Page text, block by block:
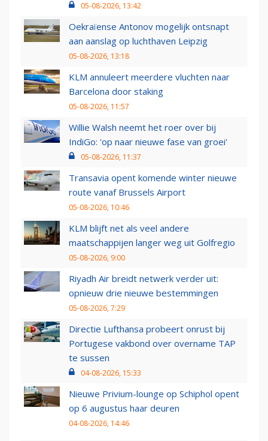
05-08-2026, 13:42
Oekraïense Antonov mogelijk ontsnapt
aan aanslag op luchthaven Leipzig
05-08-2026, 13:18
KLM annuleert meerdere vluchten naar
Barcelona door staking
05-08-2026, 11:57
Willie Walsh neemt het roer over bij
IndiGo: 'op naar nieuwe fase van groei'
05-08-2026, 11:37
Transavia opent komende winter nieuwe
route vanaf Brussels Airport
05-08-2026, 10:46
KLM blijft net als veel andere
maatschappijen langer weg uit Golfregio
05-08-2026, 9:00
Riyadh Air breidt netwerk verder uit:
opnieuw drie nieuwe bestemmingen
05-08-2026, 7:29
Directie Lufthansa probeert onrust bij
Portugese vakbond over overname TAP
te sussen
04-08-2026, 15:33
Nieuwe Privium-lounge op Schiphol opent
op 6 augustus haar deuren
04-08-2026, 14:46